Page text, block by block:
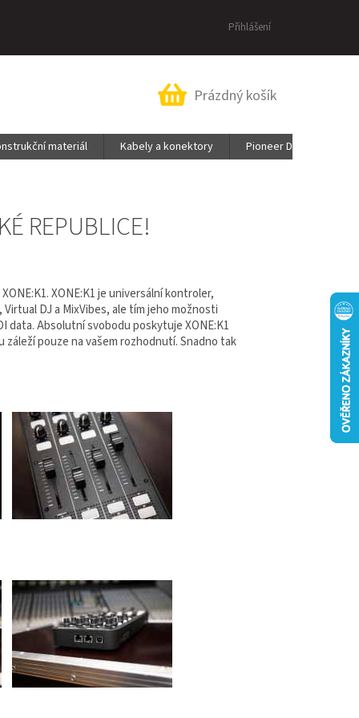
Přihlášení
Nákupní
Prázdný košík
materiál Kabely a konektory Pioneer DJ &
REPUBLICE!
XONE:K1 je universální kontroler,
DJ a MixVibes, ale tím jeho možnosti
data. Absolutní svobodu poskytuje XONE:K1
pouze na vašem rozhodnutí. Snadno tak